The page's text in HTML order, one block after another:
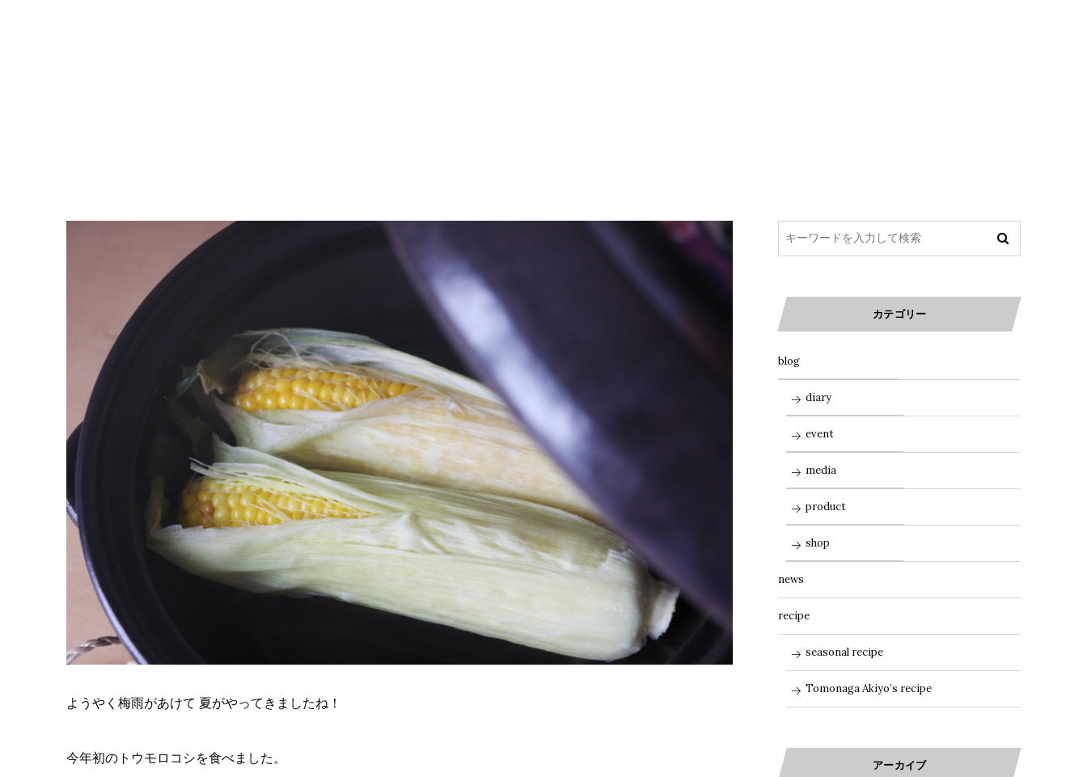
ようやく梅雨があけて 夏がやってきましたね！
今年初のトウモロコシを食べました。
カテゴリー
blog
diary
event
media
product
shop
news
recipe
seasonal recipe
Tomonaga Akiyo’s recipe
アーカイブ